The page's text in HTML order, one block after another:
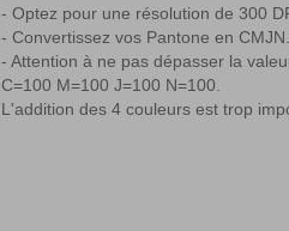
Optez pour une résolution de 300
Convertissez vos Pantone en CMJN.
Attention à ne pas dépasser la
C=100 M=100 J=100 N=100.
L'addition des 4 couleurs est trop